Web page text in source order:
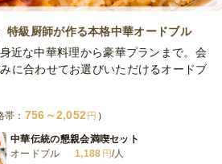
NAGI DINING 小分けプチプラン
特級厨師が作る本格中華オードブル
近な中華料理から豪華プランまで。会
に合わせてお選びいただけるオードブ
帯： 756～2,052 円
中華伝統の懇親会満喫セット
オードブル
1,188 円/人